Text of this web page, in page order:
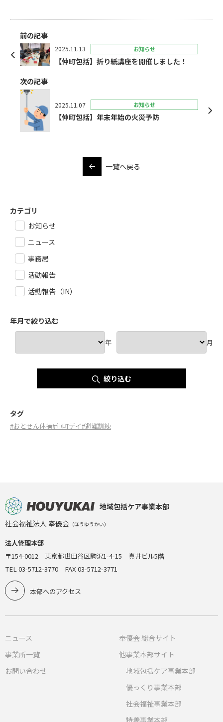
前の記事
2025.11.13 お知らせ
【仲町包括】折り紙講座を開催しました！
次の記事
2025.11.07 お知らせ
【仲町包括】年末年始の火災予防
一覧へ戻る
カテゴリ
お知らせ
ニュース
事務局
活動報告
活動報告（IN）
年月で絞り込む
年 月
絞り込む
タグ
#おとせん体操#仲町デイ#避難訓練
地域包括ケア事業本部
社会福祉法人 奉優会 （ほうゆうかい）
法人管理本部
〒154-0012 東京都世田谷区駒沢1-4-15 真井ビル5階
TEL 03-5712-3770 FAX 03-5712-3771
本部へのアクセス
ニュース
事業所一覧
お問い合わせ
奉優会 総合サイト
他事業本部サイト
地域包括ケア事業本部
優っくり事業本部
社会福祉事業本部